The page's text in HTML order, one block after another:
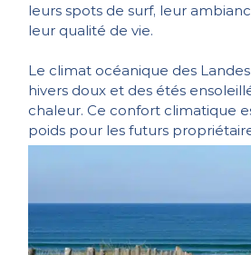
leurs spots de surf, leur
leur qualité de vie.
Le climat océanique des
hivers doux et des étés
chaleur. Ce confort climatique
poids pour les futurs